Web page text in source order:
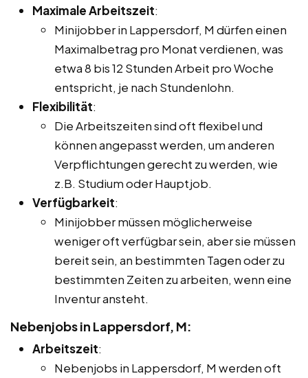
Maximale Arbeitszeit:
Minijobber in Lappersdorf, M dürfen einen
Maximalbetrag pro Monat verdienen, was
etwa 8 bis 12 Stunden Arbeit pro Woche
entspricht, je nach Stundenlohn.
Flexibilität:
Die Arbeitszeiten sind oft flexibel und
können angepasst werden, um anderen
Verpflichtungen gerecht zu werden, wie
z.B. Studium oder Hauptjob.
Verfügbarkeit:
Minijobber müssen möglicherweise
weniger oft verfügbar sein, aber sie müssen
bereit sein, an bestimmten Tagen oder zu
bestimmten Zeiten zu arbeiten, wenn eine
Inventur ansteht.
Nebenjobs in Lappersdorf, M:
Arbeitszeit:
Nebenjobs in Lappersdorf, M werden oft